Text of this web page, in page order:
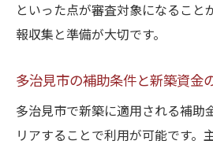
といった点が審査対象になること
報収集と準備が大切です。
多治見市の補助条件と新築資金
多治見市で新築に適用される補助
リアすることで利用が可能です。